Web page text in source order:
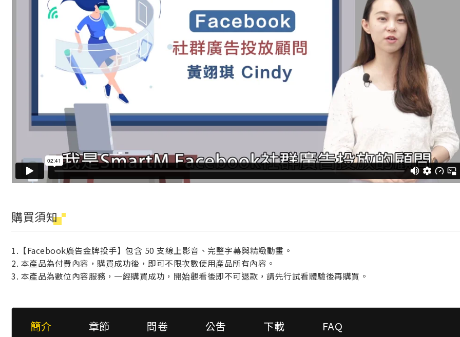
購買須知
1.【Facebook廣告金牌投手】包含 50 支線上影音、完整字幕與精緻動畫。
2. 本產品為付費內容，購買成功後，即可不限次數使用產品所有內容。
3. 本產品為數位內容服務，一經購買成功，開始觀看後即不可退款，請先行試看體驗後再購買。
簡介 章節 問卷 公吿 下載 FAQ